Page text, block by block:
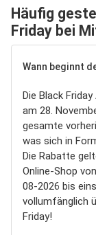
Häufig
Friday bei
Wann beginnt
Die Black
am 28.
gesamte
was sich in
Die Rabatte
Online-Shop von
08-2026 bis
vollumfänglich
Friday!